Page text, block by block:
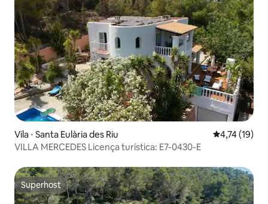
Vila ⋅ Santa Eulària des Riu 4,74 de uma
4,74 (19)
VILLA MERCEDES Licença turística: E7-0430-E
Superhost
Superhost